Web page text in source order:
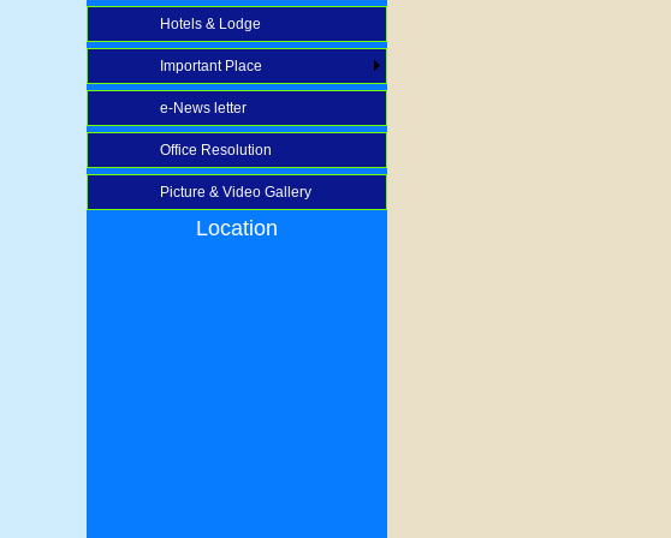
Hotels & Lodge
Important Place
e-News letter
Office Resolution
Picture & Video Gallery
Location